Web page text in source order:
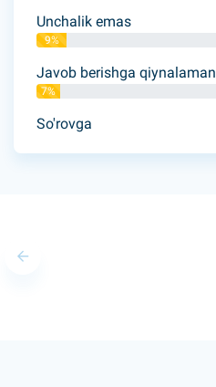
Unchalik emas
9%
Javob berishga qiynalaman
7%
So'rovga